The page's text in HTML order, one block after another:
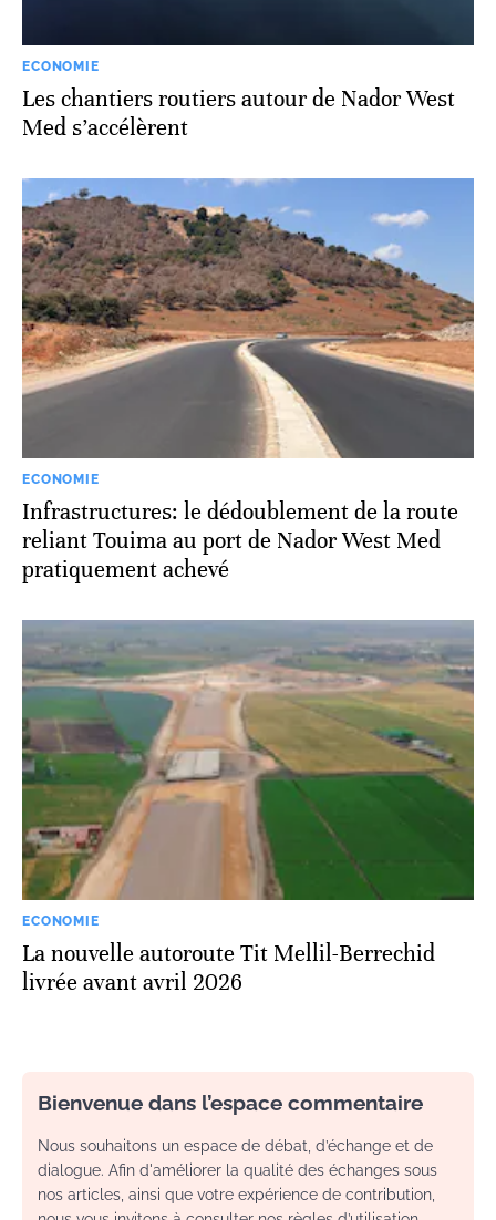
ECONOMIE
Les chantiers routiers autour de Nador West
Med s’accélèrent
ECONOMIE
Infrastructures: le dédoublement de la route
reliant Touima au port de Nador West Med
pratiquement achevé
ECONOMIE
La nouvelle autoroute Tit Mellil-Berrechid
livrée avant avril 2026
Bienvenue dans l’espace commentaire
Nous souhaitons un espace de débat, d’échange et de
dialogue. Afin d'améliorer la qualité des échanges sous
nos articles, ainsi que votre expérience de contribution,